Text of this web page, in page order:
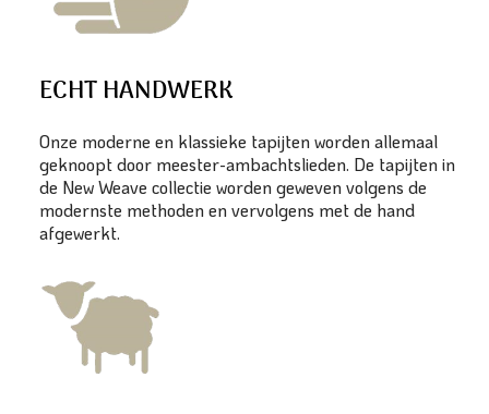
ECHT HANDWERK
Onze moderne en klassieke tapijten worden allemaal
geknoopt door meester-ambachtslieden. De tapijten in
de New Weave collectie worden geweven volgens de
modernste methoden en vervolgens met de hand
afgewerkt.